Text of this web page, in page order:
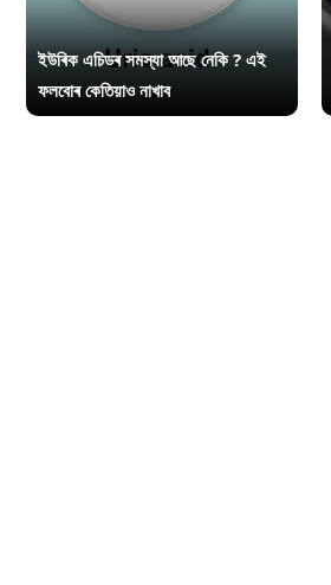
ইউৰিক এচিডৰ সমস্যা আছে নেকি ? এই
ফলবোৰ কেতিয়াও নাখাব